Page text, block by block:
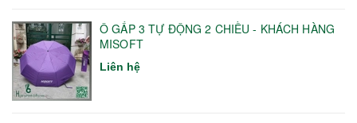
Ô GẤP 3 TỰ ĐỘNG 2 CHIỀU - KHÁCH HÀNG
MISOFT
Liên hệ